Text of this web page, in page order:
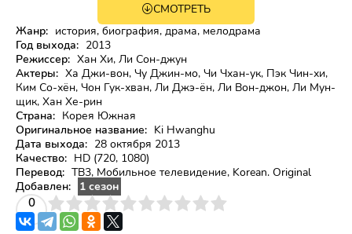
СМОТРЕТЬ
Жанр: история, биография, драма, мелодрама
Год выхода: 2013
Режиссер: Хан Хи, Ли Сон-джун
Актеры: Ха Джи-вон, Чу Джин-мо, Чи Чхан-ук, Пэк Чин-хи,
Ким Со-хён, Чон Гук-хван, Ли Джэ-ён, Ли Вон-джон, Ли Мун-
щик, Хан Хе-рин
Страна: Корея Южная
Оригинальное название: Ki Hwanghu
Дата выхода: 28 октября 2013
Качество: HD (720, 1080)
Перевод: ТВ3, Мобильное телевидение, Korean. Original
Добавлен:
1 сезон
0
4 5 6 7 8 9 10